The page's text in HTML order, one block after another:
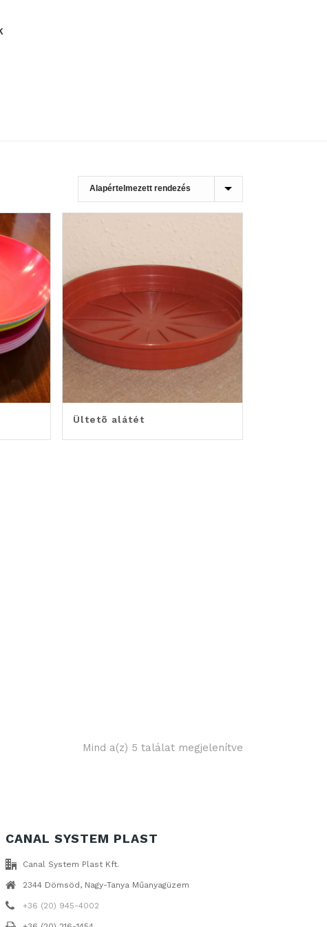
Ültetõ alátét
Mind a(z) 5 találat megjelenítve
CANAL SYSTEM PLAST
Canal System Plast Kft.
2344 Dömsöd, Nagy-Tanya Műanyagüzem
+36 (20) 945-4002